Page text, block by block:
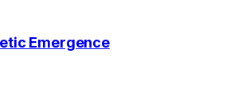
Emergence